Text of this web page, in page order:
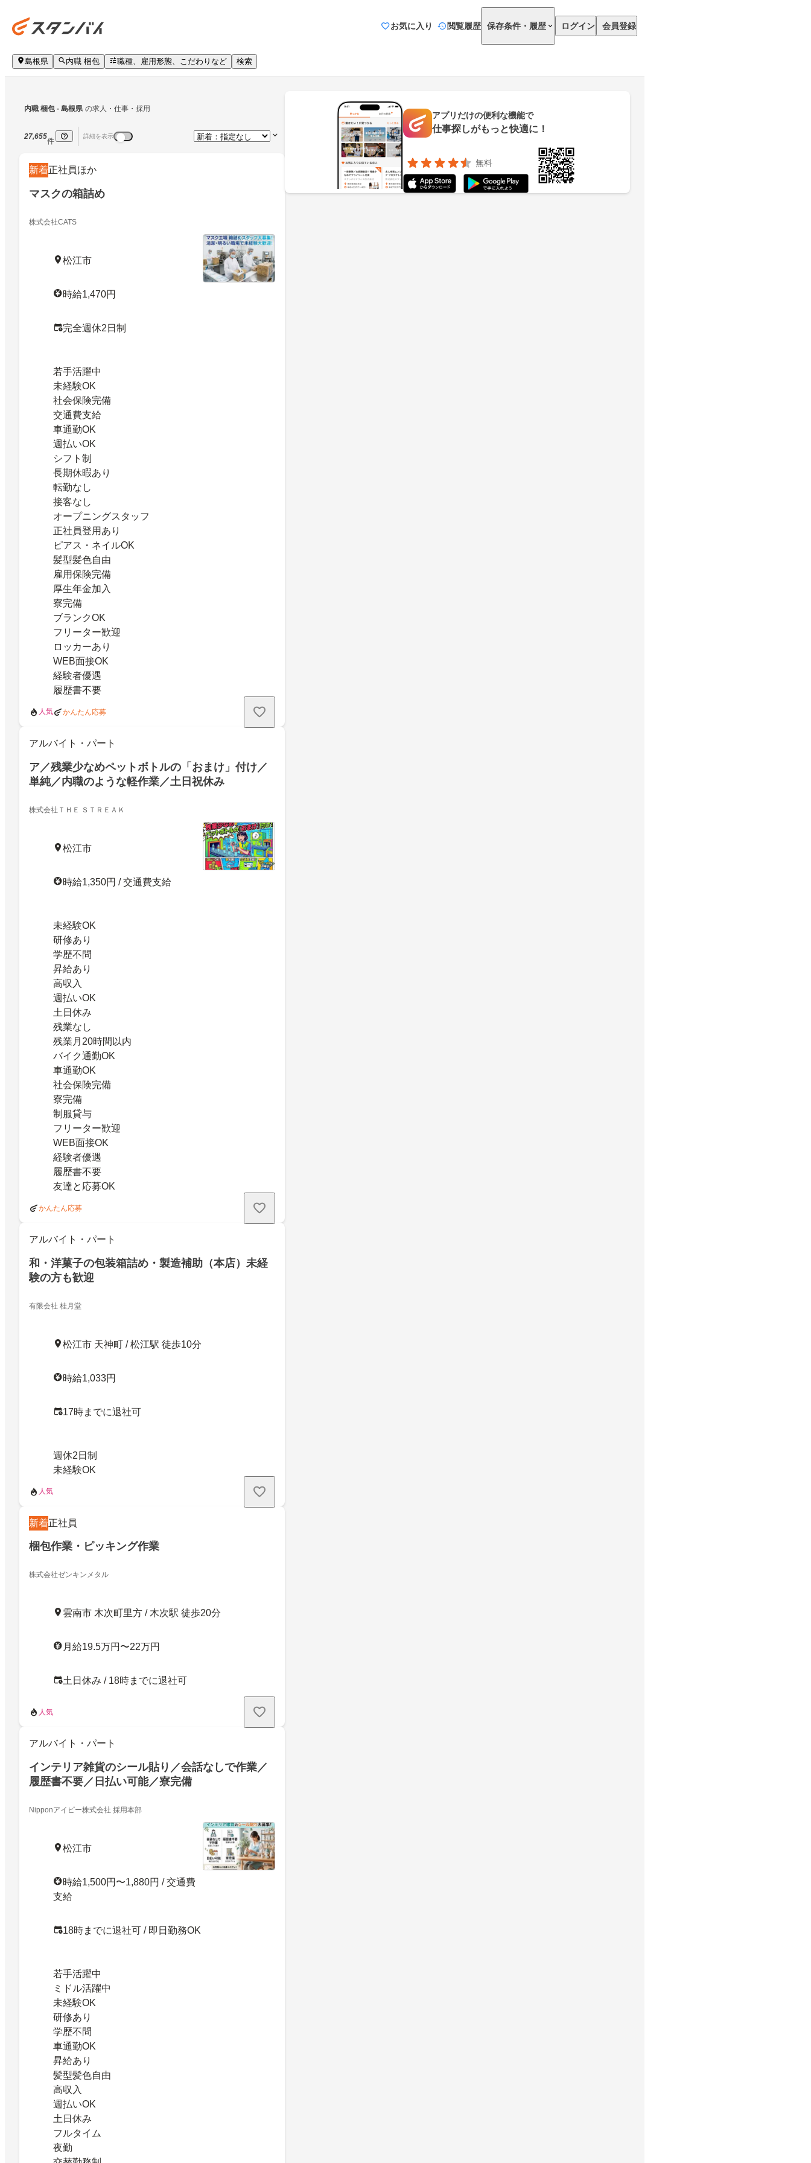
お気に入り 閲覧履歴 保存条件・履歴 ログイン 会員登録
島根県 内職 梱包 職種、雇用形態、こだわりなど 検索
内職 梱包 - 島根県 の求人・仕事・採用
27,655
件
詳細を表示
新着正社員ほか
マスクの箱詰め
株式会社CATS
松江市
時給1,470円
完全週休2日制
若手活躍中
未経験OK
社会保険完備
交通費支給
車通勤OK
週払いOK
シフト制
長期休暇あり
転勤なし
接客なし
オープニングスタッフ
正社員登用あり
ピアス・ネイルOK
髪型髪色自由
雇用保険完備
厚生年金加入
寮完備
ブランクOK
フリーター歓迎
ロッカーあり
WEB面接OK
経験者優遇
履歴書不要
人気 かんたん応募
アルバイト・パート
ア／残業少なめペットボトルの「おまけ」付け／
単純／内職のような軽作業／土日祝休み
株式会社ＴＨＥ ＳＴＲＥＡＫ
松江市
時給1,350円 / 交通費支給
未経験OK
研修あり
学歴不問
昇給あり
高収入
週払いOK
土日休み
残業なし
残業月20時間以内
バイク通勤OK
車通勤OK
社会保険完備
寮完備
制服貸与
フリーター歓迎
WEB面接OK
経験者優遇
履歴書不要
友達と応募OK
かんたん応募
アルバイト・パート
和・洋菓子の包装箱詰め・製造補助（本店）未経
験の方も歓迎
有限会社 桂月堂
松江市 天神町 / 松江駅 徒歩10分
時給1,033円
17時までに退社可
週休2日制
未経験OK
人気
新着正社員
梱包作業・ピッキング作業
株式会社ゼンキンメタル
雲南市 木次町里方 / 木次駅 徒歩20分
月給19.5万円〜22万円
土日休み / 18時までに退社可
人気
アルバイト・パート
インテリア雑貨のシール貼り／会話なしで作業／
履歴書不要／日払い可能／寮完備
Nipponアイピー株式会社 採用本部
松江市
時給1,500円〜1,880円 / 交通費
支給
18時までに退社可 / 即日勤務OK
若手活躍中
ミドル活躍中
未経験OK
研修あり
学歴不問
車通勤OK
昇給あり
髪型髪色自由
高収入
週払いOK
土日休み
フルタイム
夜勤
アプリだけの便利な機能で
仕事探しがもっと快適に！
無料